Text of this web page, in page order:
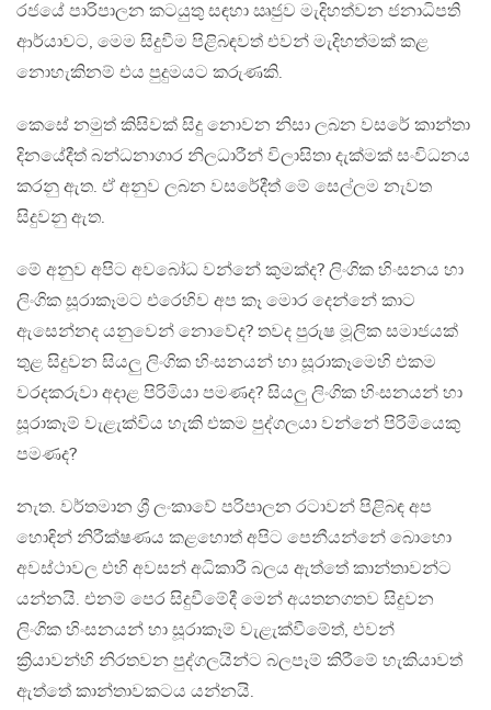
රජයේ පාරිපාලන කටයුතු සඳහා ඍජුව මැදිහත්වන ජනාධිපති
ආර්යාවට, මෙම සිදුවීම පිළිබඳවත් එවන් මැදිහත්මක් කළ
නොහැකිනම් එය පුදුමයට කරුණකි.
කෙසේ නමුත් කිසිවක් සිදු නොවන නිසා ලබන වසරේ කාන්තා
දිනයේදීත් බන්ධනාගාර නිලධාරීන් විලාසිතා දැක්මක් සංවිධනය
කරනු ඇත. ඒ අනුව ලබන වසරේදීත් මේ සෙල්ලම නැවත
සිදුවනු ඇත.
මේ අනුව අපිට අවබෝධ වන්නේ කුමක්ද? ලිංගික හිංසනය හා
ලිංගික සූරාකෑමට එරෙහිව අප කෑ මොර දෙන්නේ කාට
ඇසෙන්නද යනුවෙන් නොවේද? තවද පුරුෂ මූලික සමාජයක්
තුළ සිදුවන සියලු ලිංගික හිංසනයන් හා සූරාකෑමෙහි එකම
වරදකරුවා අදාළ පිරිමියා පමණද? සියලු ලිංගික හිංසනයන් හා
සූරාකෑම් වැළැක්විය හැකි එකම පුද්ගලයා වන්නේ පිරිමියෙකු
පමණද?
නැත. වර්තමාන ශ්‍රී ලංකාවේ පරිපාලන රටාවන් පිළිබඳ අප
හොඳින් නිරීක්ෂණය කළහොත් අපිට පෙනීයන්නේ බොහො
අවස්ථාවල එහි අවසන් අධිකාරී බලය ඇත්තේ කාන්තාවන්ට
යන්නයි. එනම් පෙර සිදුවීමේදී මෙන් අයතනගතව සිදුවන
ලිංගික හිංසනයන් හා සූරාකෑම් වැළැක්වීමේත්, එවන්
ක්‍රියාවන්හි නිරතවන පුද්ගලයින්ට බලපෑම් කිරීමේ හැකියාවත්
ඇත්තේ කාන්තාවකටය යන්නයි.